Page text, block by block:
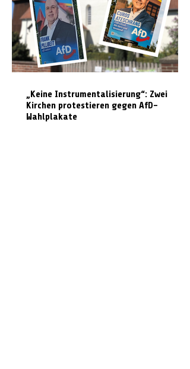
„Keine Instrumentalisierung“: Zwei
Kirchen protestieren gegen AfD-
Wahlplakate